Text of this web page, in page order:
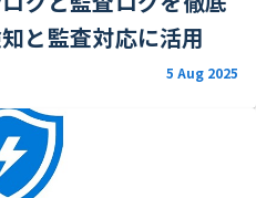
と監査対応に活用
5 Aug 2025